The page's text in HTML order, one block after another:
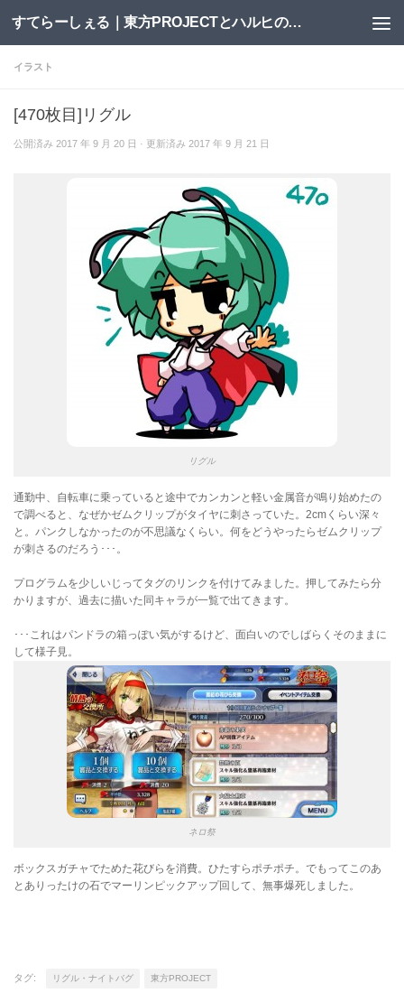
コンテンツへスキップ すてらーしぇる｜東方PROJECTとハルヒの二次創作サイト
イラスト
[470枚目]リグル
公開済み 2017 年 9 月 20 日 · 更新済み 2017 年 9 月 21 日
リグル
通勤中、自転車に乗っていると途中でカンカンと軽い金属音が鳴り始めたの
で調べると、なぜかゼムクリップがタイヤに刺さっていた。2cmくらい深々
と。パンクしなかったのが不思議なくらい。何をどうやったらゼムクリップ
が刺さるのだろう･･･。
プログラムを少しいじってタグのリンクを付けてみました。押してみたら分
かりますが、過去に描いた同キャラが一覧で出てきます。
･･･これはパンドラの箱っぽい気がするけど、面白いのでしばらくそのままに
して様子見。
ネロ祭
ボックスガチャでためた花びらを消費。ひたすらポチポチ。でもってこのあ
とありったけの石でマーリンピックアップ回して、無事爆死しました。
タグ: リグル・ナイトバグ 東方PROJECT